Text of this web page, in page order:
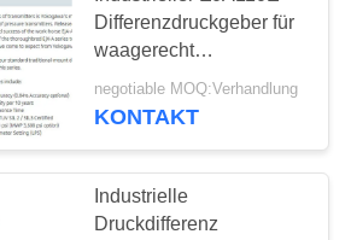
Differenzdruckgeber für
waagerecht
ausgerichtetes Maß
negotiable MOQ:Verhandlung
KONTAKT
Industrielle
Druckdifferenz